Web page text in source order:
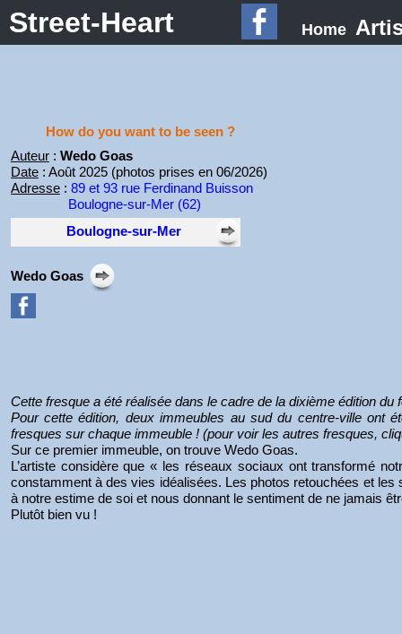
Street-Heart Home
How do you want to be seen ?
Auteur: Wedo Goas
Date: Août 2025 (photos prises en 06/2026)
Adresse: 89 et 93 rue Ferdinand Buisson
Boulogne-sur-Mer (62)
Boulogne-sur-Mer
Wedo Goas
Cette fresque a été réalisée dans le cadre de la dixième édition
Pour cette édition, deux immeubles au sud du centre-ville ont
fresques sur chaque immeuble ! (pour voir les autres fresques,
Sur ce premier immeuble, on trouve Wedo Goas.
L’artiste considère que « les réseaux sociaux ont transformé
constamment à des vies idéalisées. Les photos retouchées et
à notre estime de soi et nous donnant le sentiment de ne jamais
Plutôt bien vu !